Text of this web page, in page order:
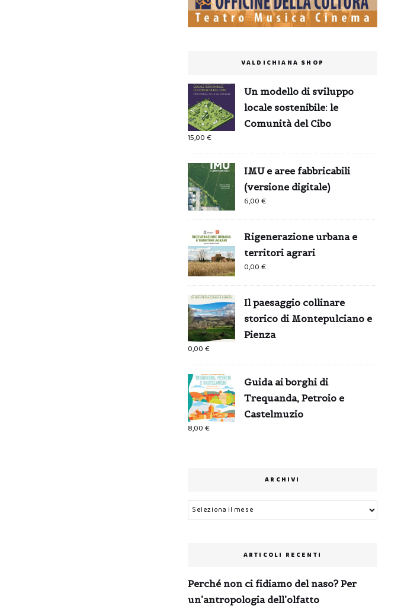
VALDICHIANA SHOP
Un modello di sviluppo
locale sostenibile: le
Comunità del Cibo
15,00€
IMU e aree fabbricabili
(versione digitale)
6,00€
Rigenerazione urbana e
territori agrari
0,00€
Il paesaggio collinare
storico di Montepulciano e
Pienza
0,00€
Guida ai borghi di
Trequanda, Petroio e
Castelmuzio
8,00€
ARCHIVI
Archivi
ARTICOLI RECENTI
Perché non ci fidiamo del naso? Per
un’antropologia dell’olfatto